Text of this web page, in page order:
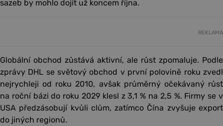
sazeb by mohlo dojít už koncem října.
REKLAMA
Globální obchod zůstává aktivní, ale růst zpomaluje. Podle
zprávy DHL se světový obchod v první polovině roku zvedl
nejrychleji od roku 2010, avšak průměrný očekávaný růst
na roční bázi do roku 2029 klesl z 3,1 % na 2,5 %. Firmy se v
USA předzásobují kvůli clům, zatímco Čína zvyšuje export
do jiných regionů.